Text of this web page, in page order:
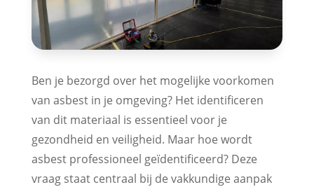
Ben je bezorgd over het mogelijke voorkomen
van asbest in je omgeving? Het identificeren
van dit materiaal is essentieel voor je
gezondheid en veiligheid. Maar hoe wordt
asbest professioneel geïdentificeerd? Deze
vraag staat centraal bij de vakkundige aanpak